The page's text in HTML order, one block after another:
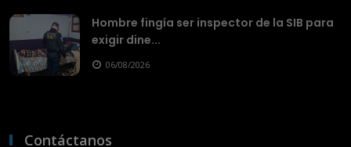
Hombre fingía ser inspector de la SIB para
exigir dine...
06/08/2026
Contáctanos